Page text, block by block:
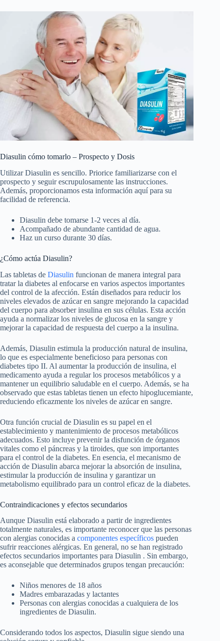
Diasulin cómo tomarlo – Prospecto y Dosis
Utilizar Diasulin es sencillo. Priorice familiarizarse con el
prospecto y seguir escrupulosamente las instrucciones.
Además, proporcionamos esta información aquí para su
facilidad de referencia.
Diasulin debe tomarse 1-2 veces al día.
Acompañado de abundante cantidad de agua.
Haz un curso durante 30 días.
¿Cómo actúa Diasulin?
Las tabletas de Diasulin funcionan de manera integral para
tratar la diabetes al enfocarse en varios aspectos importantes
del control de la afección. Están diseñados para reducir los
niveles elevados de azúcar en sangre mejorando la capacidad
del cuerpo para absorber insulina en sus células. Esta acción
ayuda a normalizar los niveles de glucosa en la sangre y
mejorar la capacidad de respuesta del cuerpo a la insulina.
Además, Diasulin estimula la producción natural de insulina,
lo que es especialmente beneficioso para personas con
diabetes tipo II. Al aumentar la producción de insulina, el
medicamento ayuda a regular los procesos metabólicos y a
mantener un equilibrio saludable en el cuerpo. Además, se ha
observado que estas tabletas tienen un efecto hipoglucemiante,
reduciendo eficazmente los niveles de azúcar en sangre.
Otra función crucial de Diasulin es su papel en el
establecimiento y mantenimiento de procesos metabólicos
adecuados. Esto incluye prevenir la disfunción de órganos
vitales como el páncreas y la tiroides, que son importantes
para el control de la diabetes. En esencia, el mecanismo de
acción de Diasulin abarca mejorar la absorción de insulina,
estimular la producción de insulina y garantizar un
metabolismo equilibrado para un control eficaz de la diabetes.
Contraindicaciones y efectos secundarios
Aunque Diasulin está elaborado a partir de ingredientes
totalmente naturales, es importante reconocer que las personas
con alergias conocidas a componentes específicos pueden
sufrir reacciones alérgicas. En general, no se han registrado
efectos secundarios importantes para Diasulin . Sin embargo,
es aconsejable que determinados grupos tengan precaución:
Niños menores de 18 años
Madres embarazadas y lactantes
Personas con alergias conocidas a cualquiera de los
ingredientes de Diasulin.
Considerando todos los aspectos, Diasulin sigue siendo una